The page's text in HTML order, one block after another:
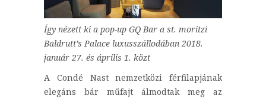
Így nézett ki a pop-up GQ Bar a st. moritzi
Baldrutt’s Palace luxusszállodában 2018.
január 27. és április 1. közt
A Condé Nast nemzetközi férfilapjának
elegáns bár műfajt álmodtak meg az